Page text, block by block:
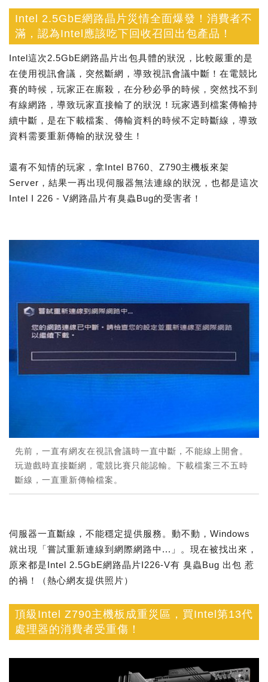
Intel 2.5GbE網路晶片災情全面爆發！消費者不
滿，認為Intel應該吃下回收召回出包產品！
Intel這次2.5GbE網路晶片出包具體的狀況，比較嚴重的是
在使用視訊會議，突然斷網，導致視訊會議中斷！在電競比
賽的時候，玩家正在廝殺，在分秒必爭的時候，突然找不到
有線網路，導致玩家直接輸了的狀況！玩家遇到檔案傳輸持
續中斷，是在下載檔案、傳輸資料的時候不定時斷線，導致
資料需要重新傳輸的狀況發生！
還有不知情的玩家，拿Intel B760、Z790主機板來架
Server，結果一再出現伺服器無法連線的狀況，也都是這次
Intel I 226 - V網路晶片有臭蟲Bug的受害者！
先前，一直有網友在視訊會議時一直中斷，不能線上開會。
玩遊戲時直接斷網，電競比賽只能認輸。下載檔案三不五時
斷線，一直重新傳輸檔案。
伺服器一直斷線，不能穩定提供服務。動不動，Windows
就出現「嘗試重新連線到網際網路中...」。現在被找出來，
原來都是Intel 2.5GbE網路晶片I226-V有 臭蟲Bug 出包 惹
的禍！（熱心網友提供照片）
頂級Intel Z790主機板成重災區，買Intel第13代
處理器的消費者受重傷！